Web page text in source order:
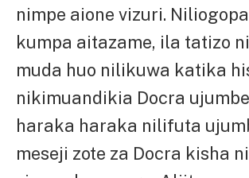
nimpe aione vizuri.
kumpa aitazame, ila tatizo
muda huo nilikuwa katika
nikimuandikia Docra
haraka haraka nilifuta
meseji zote za Docra kisha